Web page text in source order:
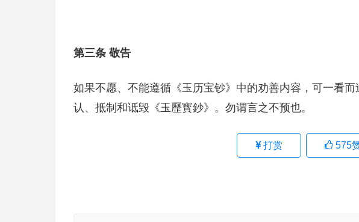
第三条 敬告
如果不愿、不能遵循《玉历宝钞》中的劝善内容，可一看
认、抵制和诋毁《玉歷寳鈔》。勿谓言之不预也。
打赏 575